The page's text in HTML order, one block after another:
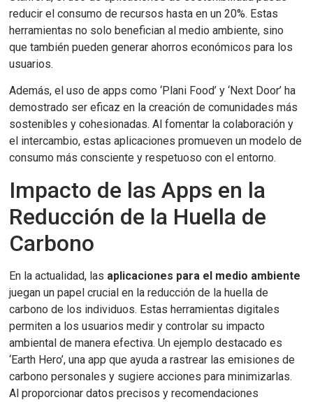
reducir el consumo de recursos hasta en un 20%. Estas
herramientas no solo benefician al medio ambiente, sino
que también pueden generar ahorros económicos para los
usuarios.
Además, el uso de apps como ‘Plani Food’ y ‘Next Door’ ha
demostrado ser eficaz en la creación de comunidades más
sostenibles y cohesionadas. Al fomentar la colaboración y
el intercambio, estas aplicaciones promueven un modelo de
consumo más consciente y respetuoso con el entorno.
Impacto de las Apps en la
Reducción de la Huella de
Carbono
En la actualidad, las aplicaciones para el medio ambiente
juegan un papel crucial en la reducción de la huella de
carbono de los individuos. Estas herramientas digitales
permiten a los usuarios medir y controlar su impacto
ambiental de manera efectiva. Un ejemplo destacado es
‘Earth Hero’, una app que ayuda a rastrear las emisiones de
carbono personales y sugiere acciones para minimizarlas.
Al proporcionar datos precisos y recomendaciones